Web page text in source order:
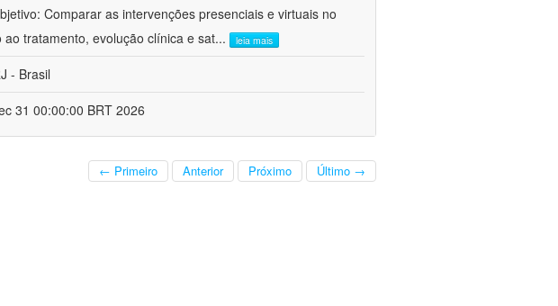
Comparar as intervenções presenciais e virtuais no
tratamento, evolução clínica e sat... leia mais
- Brasil
31 00:00:00 BRT 2026
← Primeiro Anterior Próximo Último →